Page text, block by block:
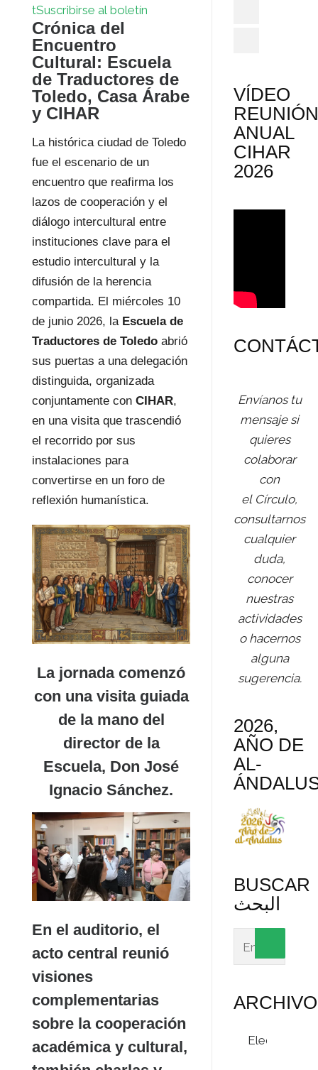
tSuscribirse al boletín
Crónica del
Encuentro
Cultural: Escuela
de Traductores de
Toledo, Casa Árabe
y CIHAR
La histórica ciudad de Toledo
fue el escenario de un
encuentro que reafirma los
lazos de cooperación y el
diálogo intercultural entre
instituciones clave para el
estudio intercultural y la
difusión de la herencia
compartida. El miércoles 10
de junio 2026, la Escuela de
Traductores de Toledoabrió
sus puertas a una delegación
distinguida, organizada
conjuntamente con CIHAR,
en una visita que trascendió
el recorrido por sus
instalaciones para
convertirse en un foro de
reflexión humanística.
La jornada comenzó
con una visita guiada
de la mano del
director de la
Escuela, Don José
Ignacio Sánchez.
En el auditorio, el
acto central reunió
visiones
complementarias
sobre la cooperación
académica y cultural,
VÍDEO
ANUAL
CIHAR
2026
Envíanos tu
mensaje si
quieres
colaborar
con
el Círculo,
consultarnos
cualquier
duda,
conocer
nuestras
actividades
o hacernos
alguna
sugerencia.
2026,
AÑO DE
AL-
BUSCAR
البحث